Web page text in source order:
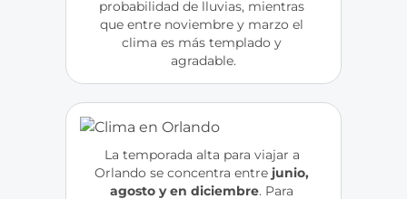
probabilidad de lluvias, mientras
que entre noviembre y marzo el
clima es más templado y
agradable.
La temporada alta para viajar a
Orlando se concentra entre junio,
agosto y en diciembre. Para